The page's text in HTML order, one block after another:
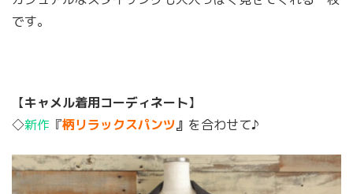
です。
【キャメル着用コーディネート】
◇新作 『柄リラックスパンツ』 を合わせて♪